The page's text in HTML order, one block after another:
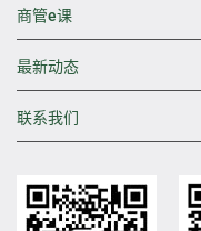
商管e课
最新动态
联系我们